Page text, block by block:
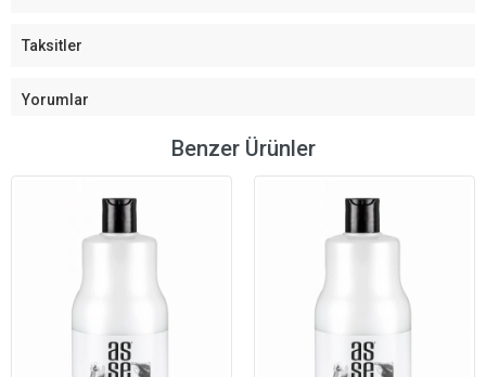
Taksitler
Yorumlar
Benzer Ürünler